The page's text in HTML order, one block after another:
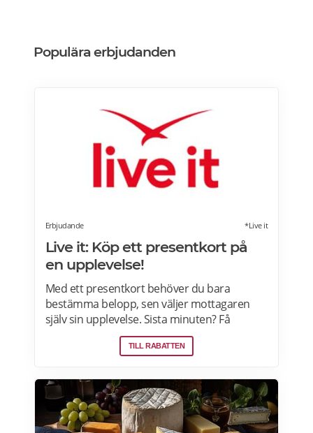
Populära erbjudanden
Erbjudande *Live it
Live it: Köp ett presentkort på
en upplevelse!
Med ett presentkort behöver du bara
bestämma belopp, sen väljer mottagaren
själv sin upplevelse. Sista minuten? Få
presentkortet med digital leverans direkt –
perfekt även i sista stund. Live it grundades
upplevelsepresenter i Sverige. Läs mer om
Live it presentkort här>>>
TILL RABATTEN